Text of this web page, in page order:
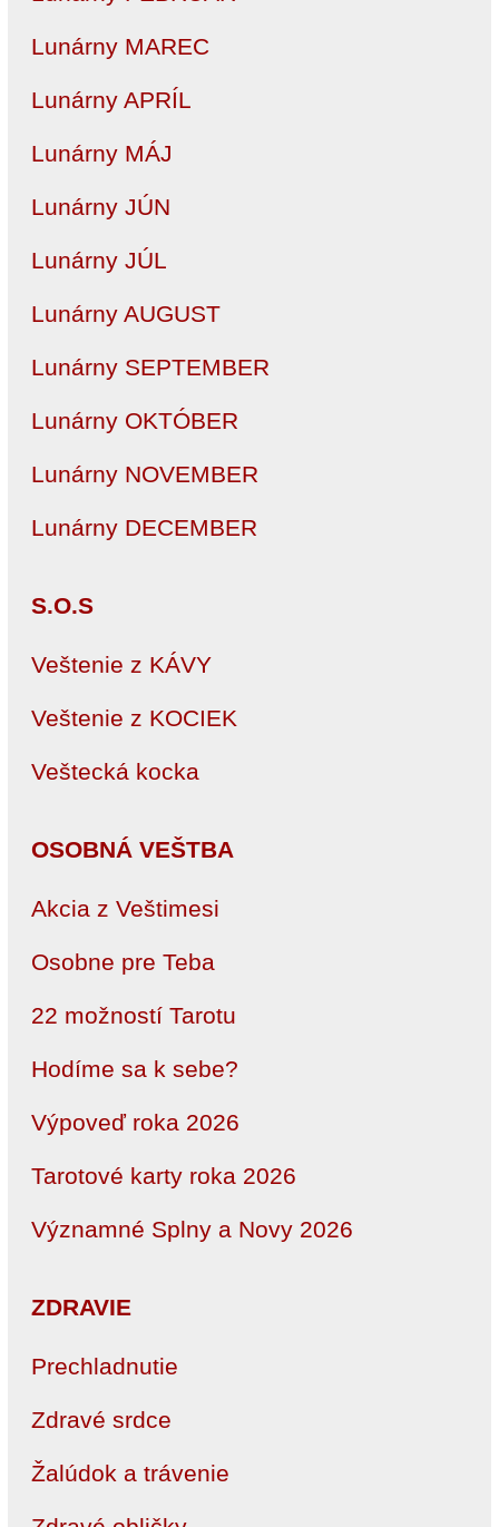
Lunárny MAREC
Lunárny APRÍL
Lunárny MÁJ
Lunárny JÚN
Lunárny JÚL
Lunárny AUGUST
Lunárny SEPTEMBER
Lunárny OKTÓBER
Lunárny NOVEMBER
Lunárny DECEMBER
S.O.S
Veštenie z KÁVY
Veštenie z KOCIEK
Veštecká kocka
OSOBNÁ VEŠTBA
Akcia z Veštimesi
Osobne pre Teba
22 možností Tarotu
Hodíme sa k sebe?
Výpoveď roka 2026
Tarotové karty roka 2026
Významné Splny a Novy 2026
ZDRAVIE
Prechladnutie
Zdravé srdce
Žalúdok a trávenie